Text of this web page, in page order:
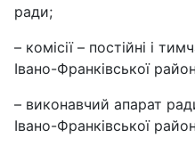
ради;
– комісії – постійні і
Івано-Франківської
– виконавчий апарат
Івано-Франківської